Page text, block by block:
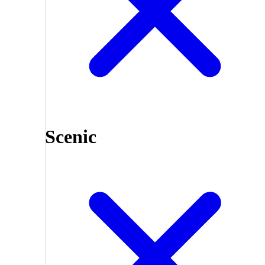
Scenic